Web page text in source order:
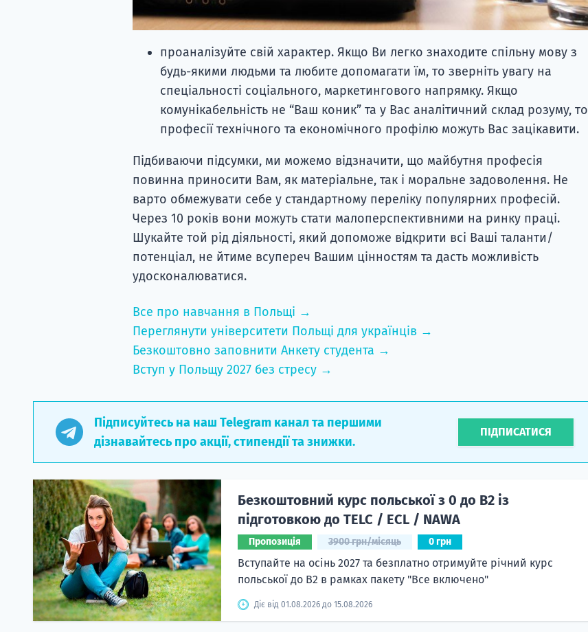
проаналізуйте свій характер. Якщо Ви легко знаходите спільну мову з
будь-якими людьми та любите допомагати їм, то зверніть увагу на
спеціальності соціального, маркетингового напрямку. Якщо
комунікабельність не “Ваш коник” та у Вас аналітичний склад розуму, то
професії технічного та економічного профілю можуть Вас зацікавити.
Підбиваючи підсумки, ми можемо відзначити, що майбутня професія
повинна приносити Вам, як матеріальне, так і моральне задоволення. Не
варто обмежувати себе у стандартному переліку популярних професій.
Через 10 років вони можуть стати малоперспективними на ринку праці.
Шукайте той рід діяльності, який допоможе відкрити всі Ваші таланти/
потенціал, не йтиме всупереч Вашим цінностям та дасть можливість
удосконалюватися.
Все про навчання в Польщі →
Переглянути університети Польщі для українців →
Безкоштовно заповнити Анкету студента →
Вступ у Польщу 2027 без стресу →
Підписуйтесь на наш Telegram канал та першими
дізнавайтесь про акції, стипендії та знижки.
ПІДПИСАТИСЯ
Безкоштовний курс польської з 0 до B2 із
підготовкою до TELC / ECL / NAWA
Пропозиція 3900 грн/місяць 0 грн
Вступайте на осінь 2027 та безплатно отримуйте річний курс
польської до B2 в рамках пакету "Все включено"
Діє від 01.08.2026 до 15.08.2026